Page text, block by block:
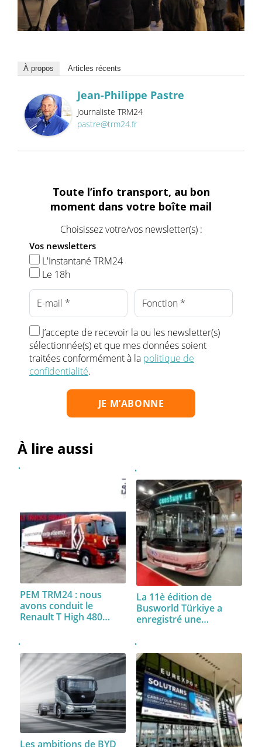
À propos Articles récents
Jean-Philippe Pastre
Journaliste TRM24
pastre@trm24.fr
Toute l’info transport, au bon
moment dans votre boîte mail
Choisissez votre/vos newsletter(s) :
Vos newsletters
L'Instantané TRM24
Le 18h
J’accepte de recevoir la ou les newsletter(s)
sélectionnée(s) et que mes données soient
traitées conformément à la politique de
confidentialité.
À lire aussi
PEM TRM24 : nous
avons conduit le
Renault T High 480…
La 11è édition de
Busworld Türkiye a
enregistré une…
Les ambitions de BYD